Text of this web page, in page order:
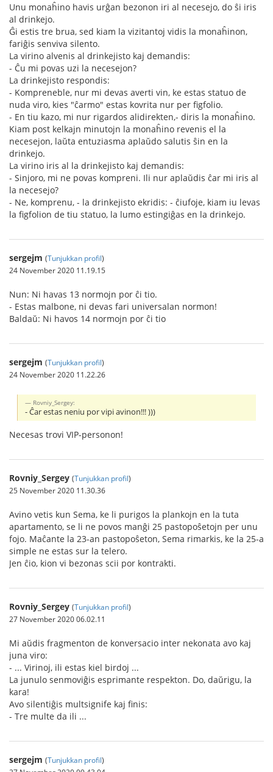
Unu monaĥino havis urĝan bezonon iri al necesejo, do ŝi iris
al drinkejo.
Ĝi estis tre brua, sed kiam la vizitantoj vidis la monaĥinon,
fariĝis senviva silento.
La virino alvenis al drinkejisto kaj demandis:
- Ĉu mi povas uzi la necesejon?
La drinkejisto respondis:
- Kompreneble, nur mi devas averti vin, ke estas statuo de
nuda viro, kies "ĉarmo" estas kovrita nur per figfolio.
- En tiu kazo, mi nur rigardos alidirekten,- diris la monaĥino.
Kiam post kelkajn minutojn la monaĥino revenis el la
necesejon, laŭta entuziasma aplaŭdo salutis ŝin en la
drinkejo.
La virino iris al la drinkejisto kaj demandis:
- Sinjoro, mi ne povas kompreni. Ili nur aplaŭdis ĉar mi iris al
la necesejo?
- Ne, komprenu, - la drinkejisto ekridis: - ĉiufoje, kiam iu levas
la figfolion de tiu statuo, la lumo estingiĝas en la drinkejo.
sergejm (Tunjukkan profil)
24 November 2020 11.19.15
Nun: Ni havas 13 normojn por ĉi tio.
- Estas malbone, ni devas fari universalan normon!
Baldaŭ: Ni havos 14 normojn por ĉi tio
sergejm (Tunjukkan profil)
24 November 2020 11.22.26
Rovniy_Sergey:
- Ĉar estas neniu por vipi avinon!!! )))
Necesas trovi VIP-personon!
Rovniy_Sergey (Tunjukkan profil)
25 November 2020 11.30.36
Avino vetis kun Sema, ke li purigos la plankojn en la tuta
apartamento, se li ne povos manĝi 25 pastopoŝetojn per unu
fojo. Maĉante la 23-an pastopoŝeton, Sema rimarkis, ke la 25-a
simple ne estas sur la telero.
Jen ĉio, kion vi bezonas scii por kontrakti.
Rovniy_Sergey (Tunjukkan profil)
27 November 2020 06.02.11
Mi aŭdis fragmenton de konversacio inter nekonata avo kaj
juna viro:
- ... Virinoj, ili estas kiel birdoj ...
La junulo senmoviĝis esprimante respekton. Do, daŭrigu, la
kara!
Avo silentiĝis multsignife kaj finis:
- Tre multe da ili ...
sergejm (Tunjukkan profil)